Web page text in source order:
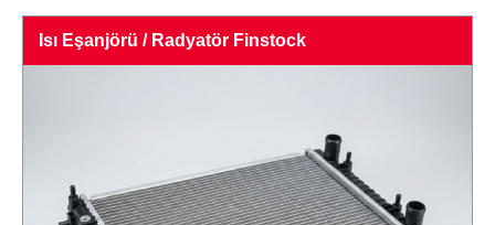
Isı Eşanjörü / Radyatör Finstock